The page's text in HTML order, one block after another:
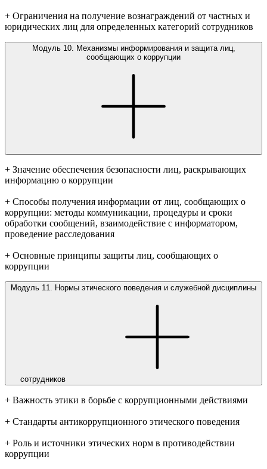
+ Ограничения на получение вознаграждений от частных и
юридических лиц для определенных категорий сотрудников
Модуль 10. Механизмы информирования и защита лиц,
сообщающих о коррупции
+ Значение обеспечения безопасности лиц, раскрывающих
информацию о коррупции
+ Способы получения информации от лиц, сообщающих о
коррупции: методы коммуникации, процедуры и сроки
обработки сообщений, взаимодействие с информатором,
проведение расследования
+ Основные принципы защиты лиц, сообщающих о
коррупции
Модуль 11. Нормы этического поведения и служебной дисциплины
сотрудников
+ Важность этики в борьбе с коррупционными действиями
+ Стандарты антикоррупционного этического поведения
+ Роль и источники этических норм в противодействии
коррупции